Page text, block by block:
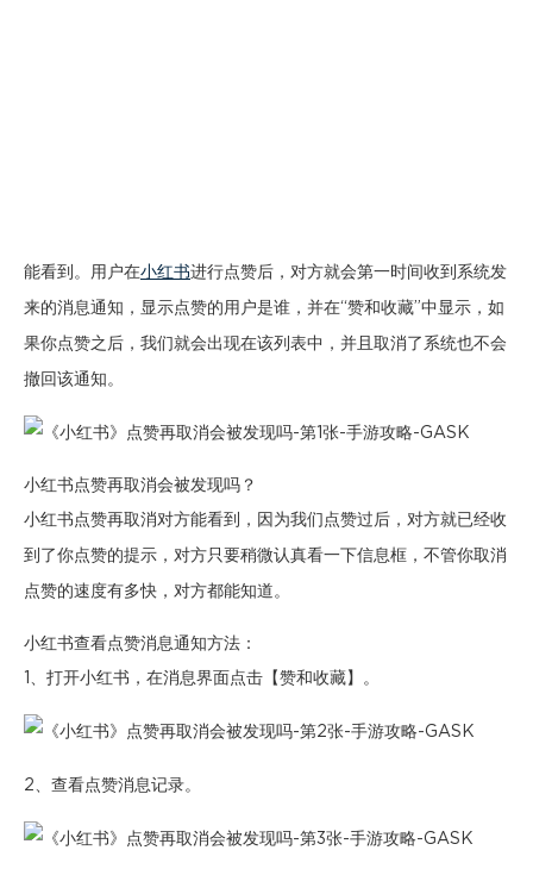
能看到。用户在小红书进行点赞后，对方就会第一时间收到系统发
来的消息通知，显示点赞的用户是谁，并在“赞和收藏”中显示，如
果你点赞之后，我们就会出现在该列表中，并且取消了系统也不会
撤回该通知。
小红书点赞再取消会被发现吗？
小红书点赞再取消对方能看到，因为我们点赞过后，对方就已经收
到了你点赞的提示，对方只要稍微认真看一下信息框，不管你取消
点赞的速度有多快，对方都能知道。
小红书查看点赞消息通知方法：
1、打开小红书，在消息界面点击【赞和收藏】。
2、查看点赞消息记录。